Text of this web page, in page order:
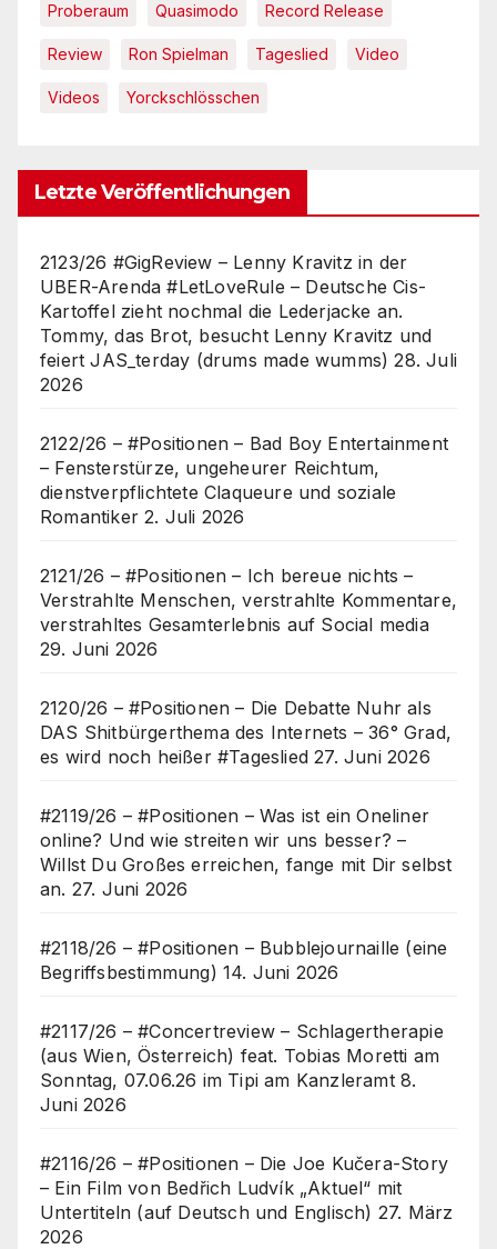
Proberaum Quasimodo Record Release
Review Ron Spielman Tageslied Video
Videos Yorckschlösschen
Letzte Veröffentlichungen
2123/26 #GigReview – Lenny Kravitz in der
UBER-Arenda #LetLoveRule – Deutsche Cis-
Kartoffel zieht nochmal die Lederjacke an.
Tommy, das Brot, besucht Lenny Kravitz und
feiert JAS_terday (drums made wumms) 28. Juli
2026
2122/26 – #Positionen – Bad Boy Entertainment
– Fensterstürze, ungeheurer Reichtum,
dienstverpflichtete Claqueure und soziale
Romantiker 2. Juli 2026
2121/26 – #Positionen – Ich bereue nichts –
Verstrahlte Menschen, verstrahlte Kommentare,
verstrahltes Gesamterlebnis auf Social media
29. Juni 2026
2120/26 – #Positionen – Die Debatte Nuhr als
DAS Shitbürgerthema des Internets – 36° Grad,
es wird noch heißer #Tageslied 27. Juni 2026
#2119/26 – #Positionen – Was ist ein Oneliner
online? Und wie streiten wir uns besser? –
Willst Du Großes erreichen, fange mit Dir selbst
an. 27. Juni 2026
#2118/26 – #Positionen – Bubblejournaille (eine
Begriffsbestimmung) 14. Juni 2026
#2117/26 – #Concertreview – Schlagertherapie
(aus Wien, Österreich) feat. Tobias Moretti am
Sonntag, 07.06.26 im Tipi am Kanzleramt 8.
Juni 2026
#2116/26 – #Positionen – Die Joe Kučera-Story
– Ein Film von Bedřich Ludvík „Aktuel“ mit
Untertiteln (auf Deutsch und Englisch) 27. März
2026